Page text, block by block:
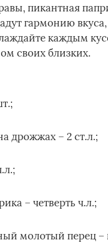
пикантная
гармонию
каждым
своих близких.
дрожжах – 2 ст.л.;
– четверть ч.л.;
молотый перец –